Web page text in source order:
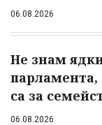
06.08.2026
Не знам
парламента,
са за
06.08.2026